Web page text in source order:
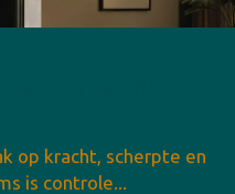
op kracht, scherpte en
is controle...